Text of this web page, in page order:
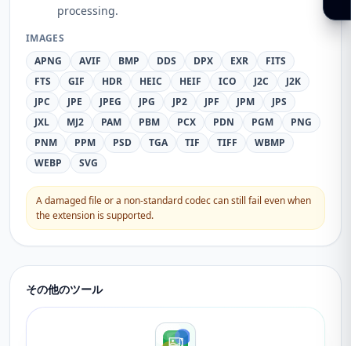
processing.
IMAGES
APNG
AVIF BMP DDS DPX EXR
FITS
FTS
GIF HDR HEIC HEIF ICO J2C
J2K
JPC
JPE JPEG JPG JP2 JPF JPM
JPS
JXL
MJ2 PAM PBM PCX PDN PGM
PNG
PNM
PPM PSD TGA TIF TIFF
WBMP
WEBP
SVG
A damaged file or a non-standard codec can still fail even when
the extension is supported.
その他のツール